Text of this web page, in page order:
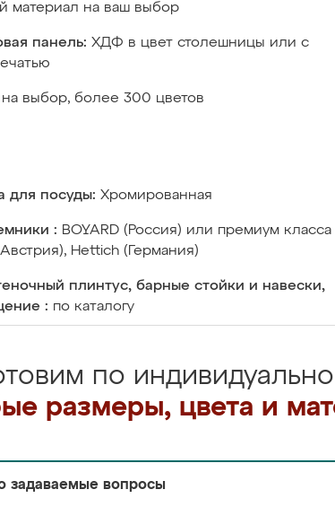
материал на ваш выбор
панель: ХДФ в цвет столешницы или с
на выбор, более 300 цветов
для посуды: Хромированная
: BOYARD (Россия) или премиум класса
Hettich (Германия)
плинтус, барные стойки и навески,
: по каталогу
по
размеры, цвета и
задаваемые вопросы